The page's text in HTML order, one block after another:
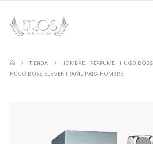
TIENDA HOMBRE, PERFUME,
HUGO BOSS
HUGO BOSS ELEMENT 90ML PARA HOMBRE